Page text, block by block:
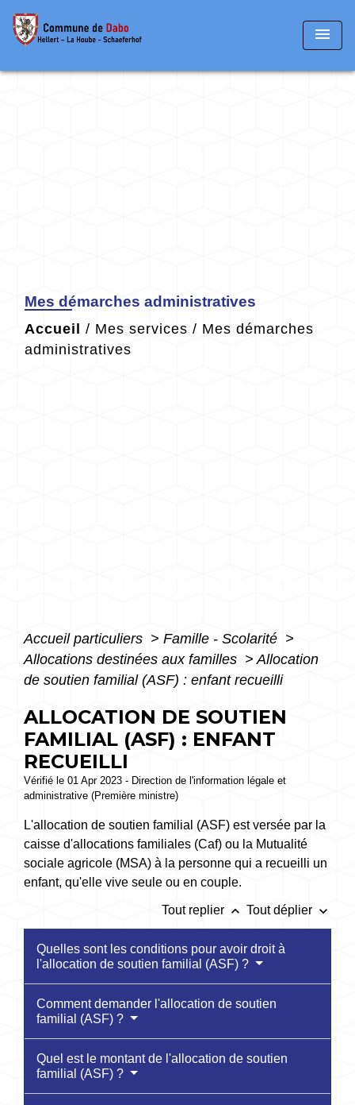
menu
Mes démarches administratives
Accueil / Mes services / Mes démarches
administratives
Accueil particuliers > Famille - Scolarité >
Allocations destinées aux familles > Allocation
de soutien familial (ASF) : enfant recueilli
ALLOCATION DE SOUTIEN
FAMILIAL (ASF) : ENFANT
RECUEILLI
Vérifié le 01 Apr 2023 - Direction de l'information légale et
administrative (Première ministre)
L'allocation de soutien familial (ASF) est versée par la
caisse d'allocations familiales (Caf) ou la Mutualité
sociale agricole (MSA) à la personne qui a recueilli un
enfant, qu'elle vive seule ou en couple.
Tout replier keyboard_arrow_up Tout déplier keyboard_arrow_down
Quelles sont les conditions pour avoir droit à
l'allocation de soutien familial (ASF) ?
Comment demander l'allocation de soutien
familial (ASF) ?
Quel est le montant de l'allocation de soutien
familial (ASF) ?